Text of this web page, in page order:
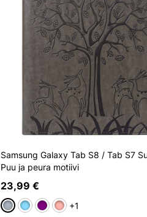
Samsung Galaxy Tab S8 / Tab S7
Puu ja peura motiivi
23,99 €
HarmaaBleu Clair
VioletOr Rose
+1